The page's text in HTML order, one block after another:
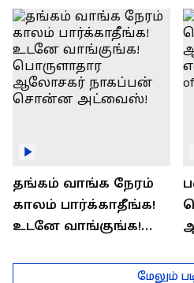
ராஜீவ் சந்தோஷம் !
தங்கம் வாங்க நேரம்
காலம் பார்க்காதீங்க!
உடனே வாங்குங்க!
ஆலோசகர் நாகப்பன்
மேலும்